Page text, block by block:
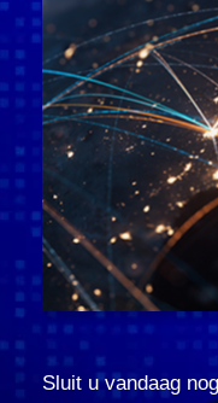
Sluit u vandaag